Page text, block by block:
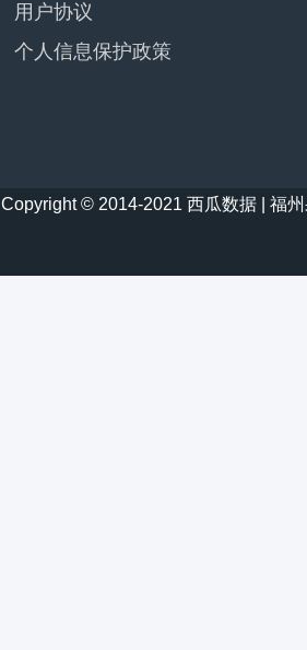
用户协议
个人信息保护政策
Copyright © 2014-2021 西瓜数据 | 福